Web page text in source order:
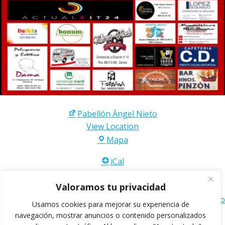
Valoramos tu privacidad
Usamos cookies para mejorar su experiencia de
navegación, mostrar anuncios o contenido personalizados
Pabellón Ángel Nieto
View Location
Mapa
iCal
Google
Ver calendario completo